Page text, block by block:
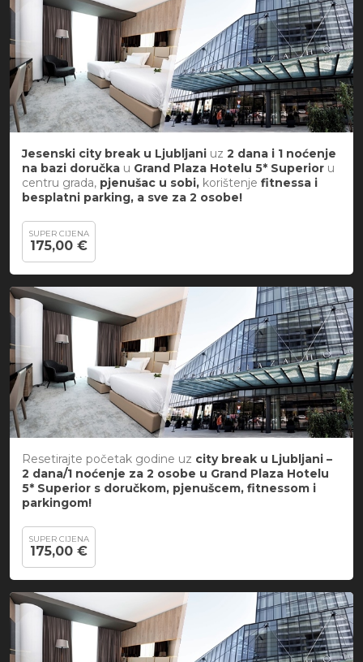
Jesenski city break u Ljubljani uz 2 dana i 1 noćenje
na bazi doručka u Grand Plaza Hotelu 5* Superior u
centru grada, pjenušac u sobi, korištenje fitnessa i
besplatni parking, a sve za 2 osobe!
SUPER CIJENA
175,00 €
Resetirajte početak godine uz city break u Ljubljani –
2 dana/1 noćenje za 2 osobe u Grand Plaza Hotelu
5* Superior s doručkom, pjenušcem, fitnessom i
parkingom!
SUPER CIJENA
175,00 €